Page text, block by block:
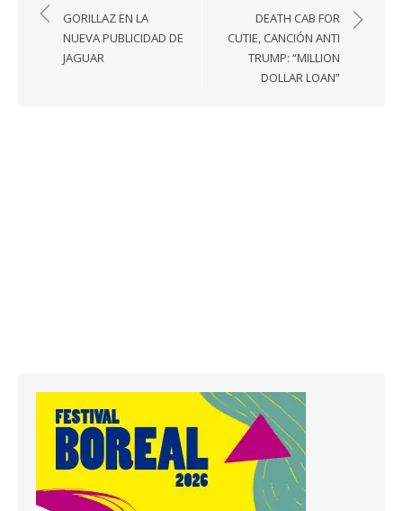
de
entradas
GORILLAZ EN LA
NUEVA PUBLICIDAD DE
JAGUAR
DEATH CAB FOR
CUTIE, CANCIÓN ANTI
TRUMP: “MILLION
DOLLAR LOAN”